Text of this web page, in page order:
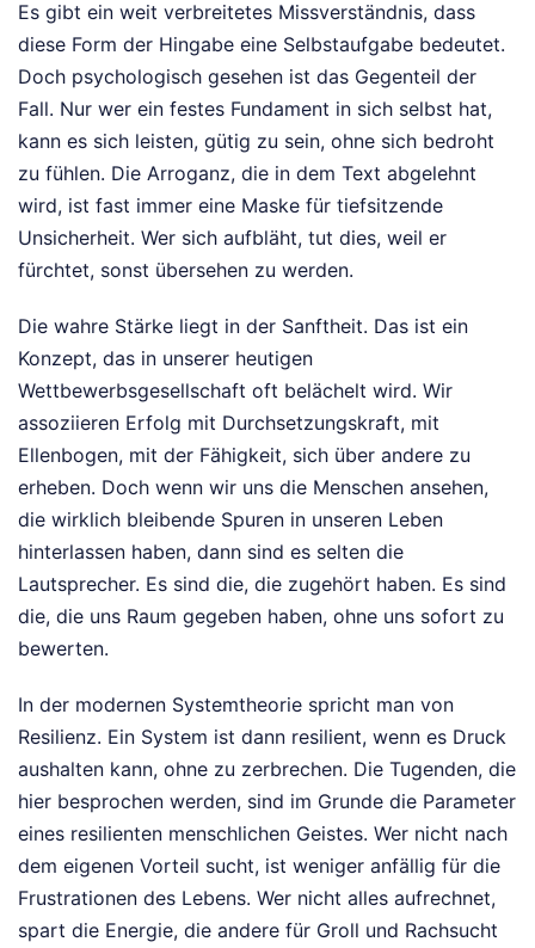
Es gibt ein weit verbreitetes Missverständnis, dass
diese Form der Hingabe eine Selbstaufgabe bedeutet.
Doch psychologisch gesehen ist das Gegenteil der
Fall. Nur wer ein festes Fundament in sich selbst hat,
kann es sich leisten, gütig zu sein, ohne sich bedroht
zu fühlen. Die Arroganz, die in dem Text abgelehnt
wird, ist fast immer eine Maske für tiefsitzende
Unsicherheit. Wer sich aufbläht, tut dies, weil er
fürchtet, sonst übersehen zu werden.
Die wahre Stärke liegt in der Sanftheit. Das ist ein
Konzept, das in unserer heutigen
Wettbewerbsgesellschaft oft belächelt wird. Wir
assoziieren Erfolg mit Durchsetzungskraft, mit
Ellenbogen, mit der Fähigkeit, sich über andere zu
erheben. Doch wenn wir uns die Menschen ansehen,
die wirklich bleibende Spuren in unseren Leben
hinterlassen haben, dann sind es selten die
Lautsprecher. Es sind die, die zugehört haben. Es sind
die, die uns Raum gegeben haben, ohne uns sofort zu
bewerten.
In der modernen Systemtheorie spricht man von
Resilienz. Ein System ist dann resilient, wenn es Druck
aushalten kann, ohne zu zerbrechen. Die Tugenden, die
hier besprochen werden, sind im Grunde die Parameter
eines resilienten menschlichen Geistes. Wer nicht nach
dem eigenen Vorteil sucht, ist weniger anfällig für die
Frustrationen des Lebens. Wer nicht alles aufrechnet,
spart die Energie, die andere für Groll und Rachsucht